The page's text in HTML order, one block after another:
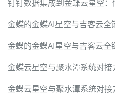
钉钉数据集成到金蝶云星空
金蝶的金蝶AI星空与吉客云全
金蝶的金蝶AI星空与吉客云全
金蝶云星空与聚水潭系统对接
金蝶云星空与聚水潭系统对接